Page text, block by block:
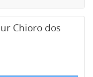
Chioro dos